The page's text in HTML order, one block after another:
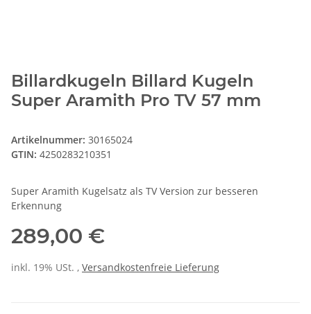
Billardkugeln Billard Kugeln
Super Aramith Pro TV 57 mm
Artikelnummer: 30165024
GTIN: 4250283210351
Super Aramith Kugelsatz als TV Version zur besseren
Erkennung
289,00 €
inkl. 19% USt. , Versandkostenfreie Lieferung